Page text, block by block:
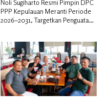
Noli Sugiharto Resmi Pimpin DPC
PPP Kepulauan Meranti Periode
2026–2031, Targetkan Penguatan